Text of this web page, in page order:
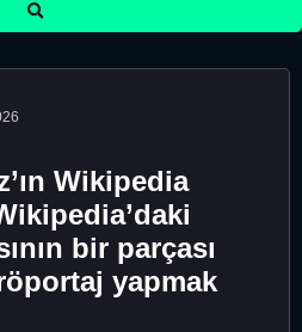
Wikipedia
bir parçası
yapmak